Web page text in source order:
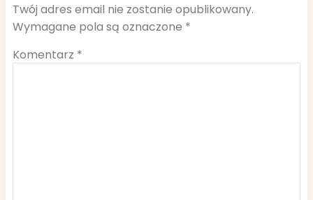
Twój adres email nie zostanie opublikowany.
Wymagane pola są oznaczone *
Komentarz *